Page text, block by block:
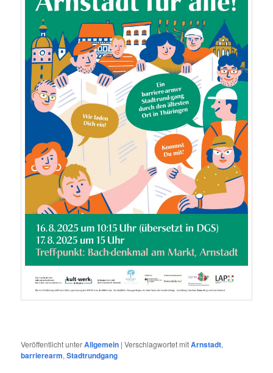
Veröffentlicht unterAllgemein |Verschlagwortet mitArnstadt,
barrierearm,Stadtrundgang